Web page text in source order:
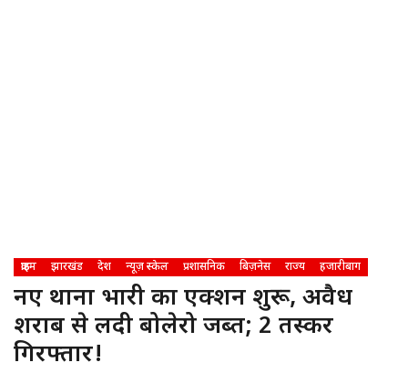
क्राइम झारखंड देश न्यूज़ स्केल प्रशासनिक बिज़नेस राज्य हजारीबाग
नए थाना प्रभारी का एक्शन शुरू, अवैध
शराब से लदी बोलेरो जब्त; 2 तस्कर
गिरफ्तार!